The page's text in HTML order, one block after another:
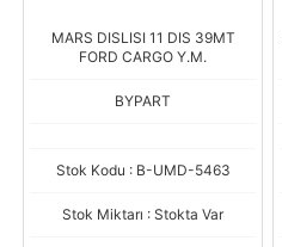
MARS DISLISI 11 DIS 39MT
FORD CARGO Y.M.
BYPART
Stok Kodu : B-UMD-5463
Stok Miktarı : Stokta Var